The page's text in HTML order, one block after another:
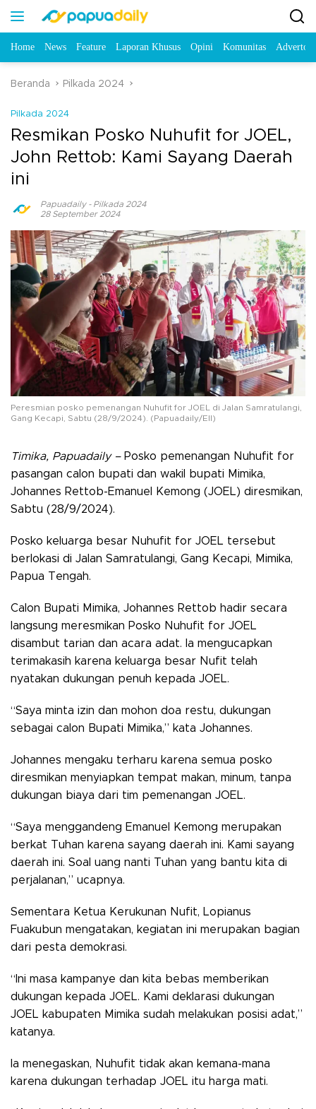
Home News Feature Laporan Khusus Opini Komunitas
Beranda Pilkada 2024
Pilkada 2024
Resmikan Posko Nuhufit for JOEL,
John Rettob: Kami Sayang Daerah
ini
Papuadaily- Pilkada 2024
28 September 2024
Peresmian posko pemenangan Nuhufit for JOEL di Jalan Samratulangi,
Gang Kecapi, Sabtu (28/9/2024). (Papuadaily/Ell)
Timika, Papuadaily – Posko pemenangan Nuhufit for
pasangan calon bupati dan wakil bupati Mimika,
Johannes Rettob-Emanuel Kemong (JOEL) diresmikan,
Sabtu (28/9/2024).
Posko keluarga besar Nuhufit for JOEL tersebut
berlokasi di Jalan Samratulangi, Gang Kecapi, Mimika,
Papua Tengah.
Calon Bupati Mimika, Johannes Rettob hadir secara
langsung meresmikan Posko Nuhufit for JOEL
disambut tarian dan acara adat. Ia mengucapkan
terimakasih karena keluarga besar Nufit telah
nyatakan dukungan penuh kepada JOEL.
“Saya minta izin dan mohon doa restu, dukungan
sebagai calon Bupati Mimika,” kata Johannes.
Johannes mengaku terharu karena semua posko
diresmikan menyiapkan tempat makan, minum, tanpa
dukungan biaya dari tim pemenangan JOEL.
“Saya menggandeng Emanuel Kemong merupakan
berkat Tuhan karena sayang daerah ini. Kami sayang
daerah ini. Soal uang nanti Tuhan yang bantu kita di
perjalanan,” ucapnya.
Sementara Ketua Kerukunan Nufit, Lopianus
Fuakubun mengatakan, kegiatan ini merupakan bagian
dari pesta demokrasi.
“Ini masa kampanye dan kita bebas memberikan
dukungan kepada JOEL. Kami deklarasi dukungan
JOEL kabupaten Mimika sudah melakukan posisi adat,”
katanya.
Ia menegaskan, Nuhufit tidak akan kemana-mana
karena dukungan terhadap JOEL itu harga mati.